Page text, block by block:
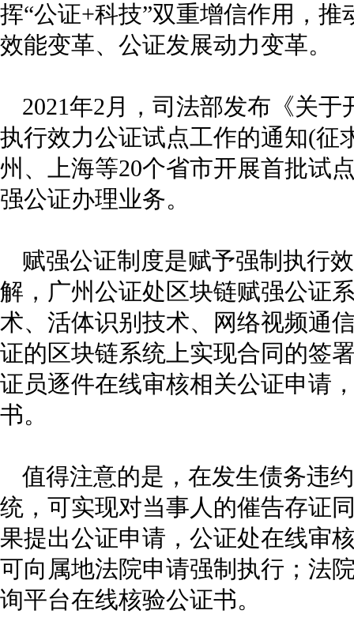
挥“公证+科技”双重增信作用，
效能变革、公证发展动力变革。
2021年2月，司法部发布《关
执行效力公证试点工作的通知(征
州、上海等20个省市开展首批试
强公证办理业务。
赋强公证制度是赋予强制执行
解，广州公证处区块链赋强公证
术、活体识别技术、网络视频通
证的区块链系统上实现合同的签
证员逐件在线审核相关公证申请
书。
值得注意的是，在发生债务违
统，可实现对当事人的催告存证
果提出公证申请，公证处在线审
可向属地法院申请强制执行；法
询平台在线核验公证书。